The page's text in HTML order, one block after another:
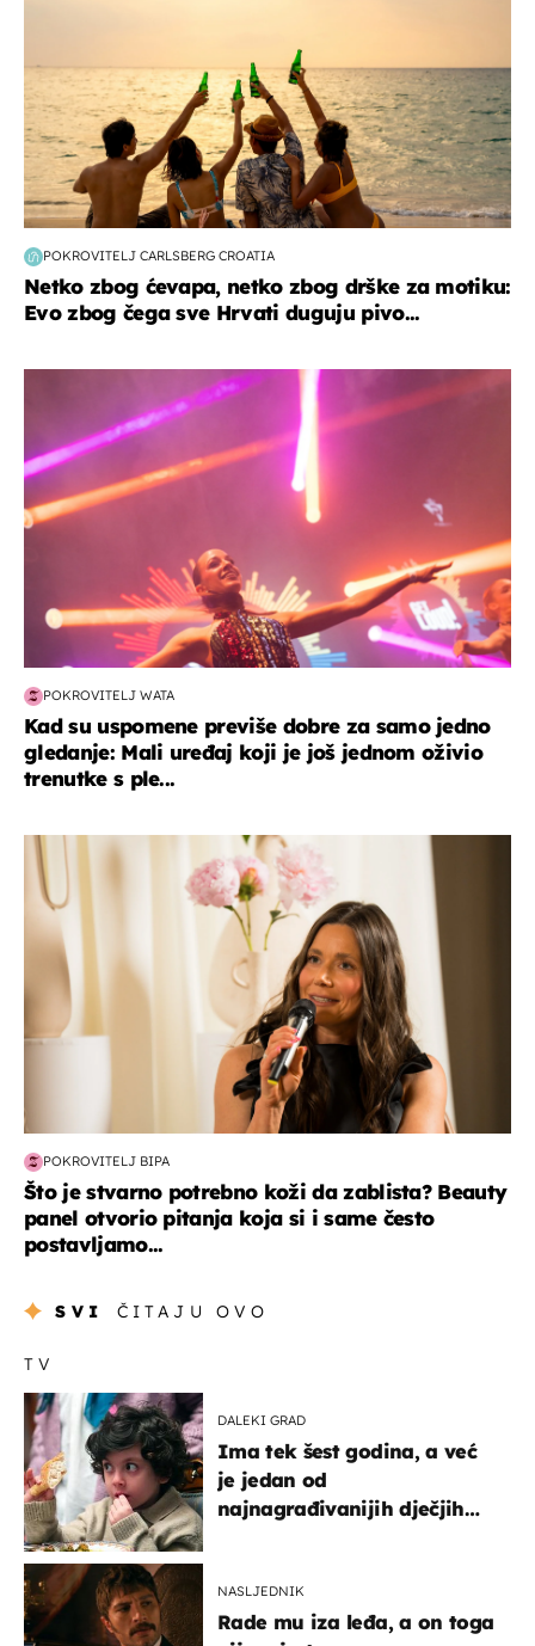
POKROVITELJ CARLSBERG CROATIA
Netko zbog ćevapa, netko zbog drške za motiku:
Evo zbog čega sve Hrvati duguju pivo...
POKROVITELJ WATA
Kad su uspomene previše dobre za samo jedno
gledanje: Mali uređaj koji je još jednom oživio
trenutke s ple...
moda & ljepota
POKROVITELJ BIPA
Što je stvarno potrebno koži da zablista? Beauty
panel otvorio pitanja koja si i same često
postavljamo...
SVI ČITAJU OVO
TV
DALEKI GRAD
Ima tek šest godina, a već
je jedan od
najnagrađivanijih dječjih
NASLJEDNIK
Rade mu iza leđa, a on toga